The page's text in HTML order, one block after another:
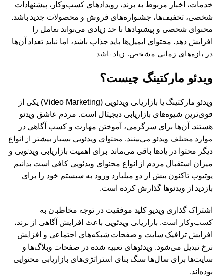
خدمات، اخبار مربوط به برند، رویدادهای کسب‌وکار، پیشنهادات
شخصی، تخفیف‌ها، جشنواره‌های فروش و محصولات جدید باشد.
محتوای شخصی و پیشنهادها تا حد زیادی می‌تواند تعامل را
افزایش دهد. محتوای ایمیل‌ها باید جذاب باشد، اما نباید تعداد آن‌ها
در بازه‌های زمانی مشخص، زیاد باشد.
ویدئو مارکتینگ چیست؟
ویدئو مارکتینگ یا بازاریابی ویدئویی (Video Marketing) یکی از
قوی‌ترین شیوه‌های بازاریابی دیجیتال است. مردم عاشق ویدئو
هستند. آن‌ها برای سرگرمی، آموختن مهارت و کسب آگاهی در
موارد مختلف ویدئو می‌بینند. محتوای ویدئویی بسیار بیشتر از انواع
دیگر محتوا در یادها باقی می‌ماند. برای اهمیت بازاریابی ویدئویی و
میزان استقبال مردم از انواع محتوای ویدئویی کافی است بدانیم
یوتیوب تاکنون بیش از دو میلیارد ورود به سیستم خود را برای
بازدید از ویدئوها گذارش کرده است.
اشتراک گذاری ویدیو کلید موفقیت در توجه مخاطبان به
کسب‌وکار است. بازاریابی ویدئویی باعث افزایش آگاهی از برند،
افزایش ترافیک سایت و صفحات شبکه‌های اجتماعی و افزایش
نرخ تبدیل می‌شود. ویدئوهای تعبیه شده در صفحات وبلاگ‌ها و
سایت‌ها برای سال‌ها سنگ بنای استراتژی‌های بازاریابی محتوایی
بوده‌اند.